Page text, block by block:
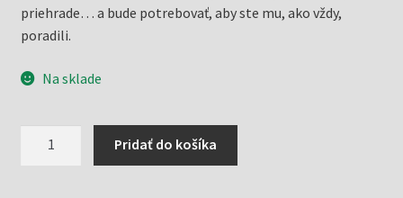
priehrade… a bude potrebovať, aby ste mu, ako vždy,
poradili.
Na sklade
Pridať do košíka